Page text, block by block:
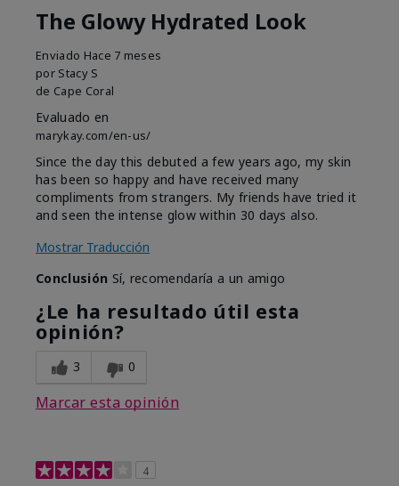
The Glowy Hydrated Look
Enviado Hace 7 meses
por Stacy S
de Cape Coral
Evaluado en
marykay.com/en-us/
Since the day this debuted a few years ago, my skin
has been so happy and have received many
compliments from strangers. My friends have tried it
and seen the intense glow within 30 days also.
Mostrar Traducción
Conclusión Sí, recomendaría a un amigo
¿Le ha resultado útil esta
opinión?
3 0
Marcar esta opinión
4